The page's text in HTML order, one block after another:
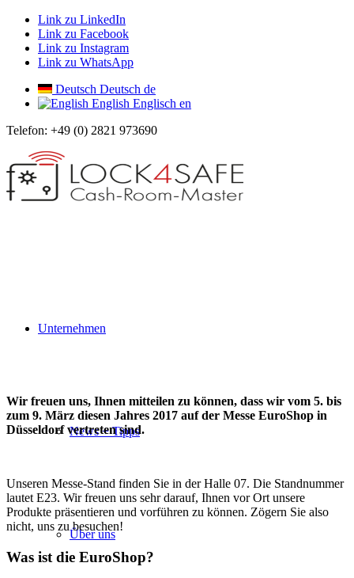
Link zu LinkedIn
Link zu Facebook
Link zu Instagram
Link zu WhatsApp
Deutsch Deutsch de
English Englisch en
Telefon: +49 (0) 2821 973690
Unternehmen
News + Tipps
Über uns
Wir freuen uns, Ihnen mitteilen zu können, dass wir vom 5. bis
zum 9. März diesen Jahres 2017 auf der Messe EuroShop in
Düsseldorf vertreten sind.
Unseren Messe-Stand finden Sie in der Halle 07. Die Standnummer
lautet E23. Wir freuen uns sehr darauf, Ihnen vor Ort unsere
Produkte präsentieren und vorführen zu können. Zögern Sie also
nicht, uns zu besuchen!
Was ist die EuroShop?